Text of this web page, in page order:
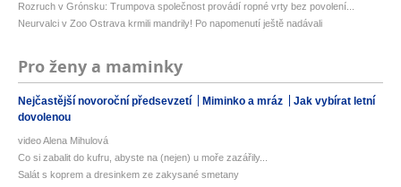
Rozruch v Grónsku: Trumpova společnost provádí ropné vrty bez povolení...
Neurvalci v Zoo Ostrava krmili mandrily! Po napomenutí ještě nadávali
Pro ženy a maminky
Nejčastější novoroční předsevzetí Miminko a mráz
Jak vybírat letní
dovolenou
video Alena Mihulová
Co si zabalit do kufru, abyste na (nejen) u moře zazářily...
Salát s koprem a dresinkem ze zakysané smetany